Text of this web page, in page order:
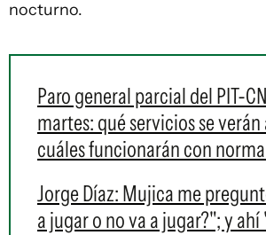
nocturno.
Paro general parcial del PIT-
martes: qué servicios se
cuáles funcionarán con
Jorge Díaz: Mujica me
a jugar o no va a jugar?"; y